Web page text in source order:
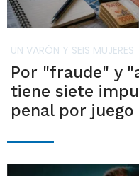
UN VARÓN Y SEIS MUJERES
Por "fraude" y
tiene siete
penal por